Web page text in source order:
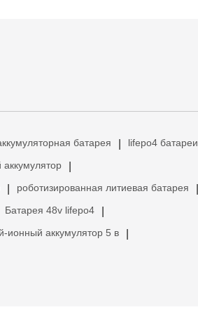
батарея lifepo4 батареи
аккумулятор
роботизированная литиевая батарея
Батарея 48v lifepo4
ионный аккумулятор 5 в